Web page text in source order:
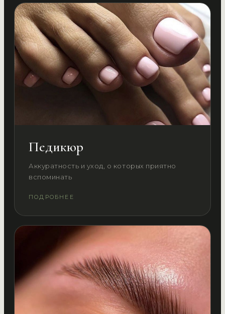
Педикюр
Аккуратность и уход, о которых приятно
вспоминать
ПОДРОБНЕЕ